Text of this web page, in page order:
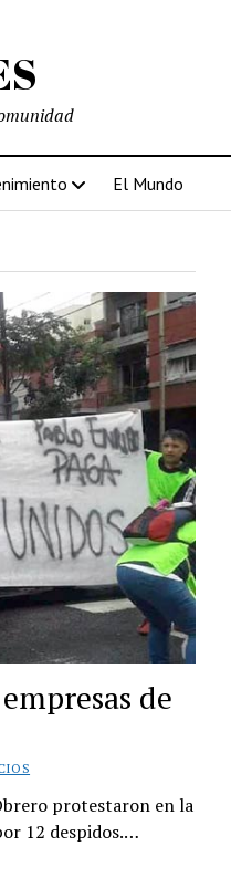
El Mundo
de
protestaron en la
12 despidos.…